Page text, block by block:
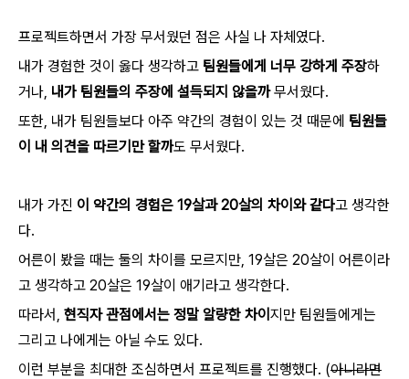
프로젝트하면서 가장 무서웠던 점은 사실 나 자체였다.
내가 경험한 것이 옳다 생각하고 팀원들에게 너무 강하게 주장하
거나, 내가 팀원들의 주장에 설득되지 않을까무서웠다.
또한, 내가 팀원들보다 아주 약간의 경험이 있는 것 때문에 팀원들
이 내 의견을 따르기만 할까도 무서웠다.
내가 가진 이 약간의 경험은 19살과 20살의 차이와 같다고 생각한
다.
어른이 봤을 때는 둘의 차이를 모르지만, 19살은 20살이 어른이라
고 생각하고 20살은 19살이 애기라고 생각한다.
따라서, 현직자 관점에서는 정말 알량한 차이 지만 팀원들에게는
그리고 나에게는 아닐 수도 있다.
이런 부분을 최대한 조심하면서 프로젝트를 진행했다. (아니라면